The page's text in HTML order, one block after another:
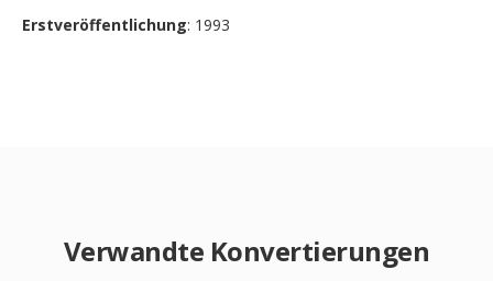
Erstveröffentlichung: 1993
Verwandte Konvertierungen